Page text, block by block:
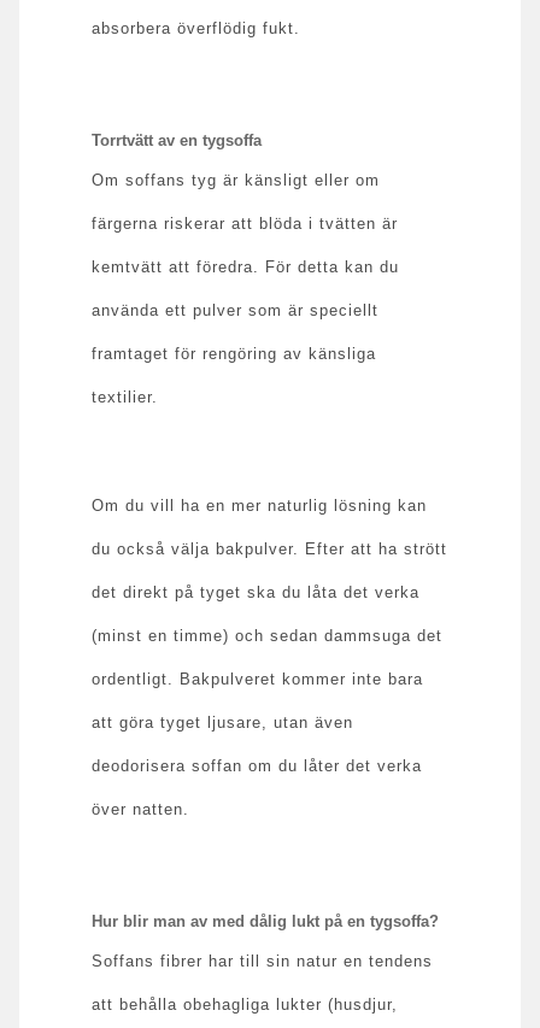
absorbera överflödig fukt.
Torrtvätt av en tygsoffa
Om soffans tyg är känsligt eller om
färgerna riskerar att blöda i tvätten är
kemtvätt att föredra. För detta kan du
använda ett pulver som är speciellt
framtaget för rengöring av känsliga
textilier.
Om du vill ha en mer naturlig lösning kan
du också välja bakpulver. Efter att ha strött
det direkt på tyget ska du låta det verka
(minst en timme) och sedan dammsuga det
ordentligt. Bakpulveret kommer inte bara
att göra tyget ljusare, utan även
deodorisera soffan om du låter det verka
över natten.
Hur blir man av med dålig lukt på en tygsoffa?
Soffans fibrer har till sin natur en tendens
att behålla obehagliga lukter (husdjur,